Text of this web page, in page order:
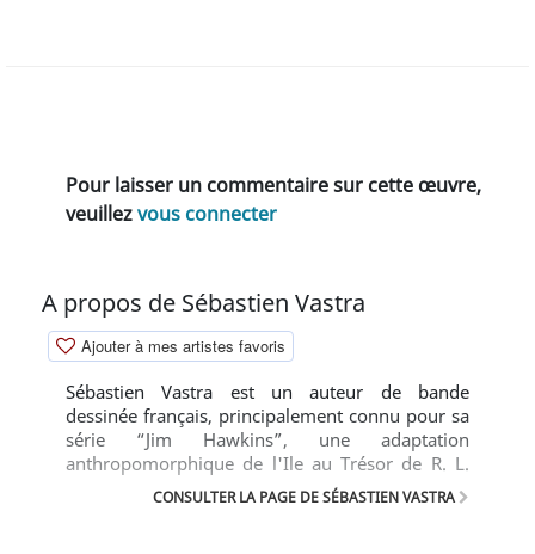
Pour laisser un commentaire sur cette œuvre,
veuillezvous connecter
A propos de Sébastien Vastra
Ajouter à mes artistes favoris
Sébastien Vastra est un auteur de bande
dessinée français, principalement connu pour sa
série “Jim Hawkins”, une adaptation
anthropomorphique de l'Ile au Trésor de R. L.
Stevenson.CONSULTER LA PAGE DE SÉBASTIEN VASTRA